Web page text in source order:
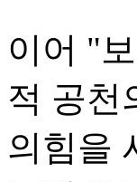
이어 "
적 공천
의힘을